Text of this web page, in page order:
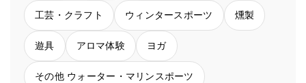
工芸・クラフト ウィンタースポーツ 燻製
遊具 アロマ体験 ヨガ
その他 ウォーター・マリンスポーツ